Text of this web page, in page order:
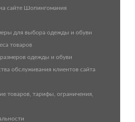
сайте Шопингомания
для выбора одежды и обуви
товаров
одежды и обуви
обслуживания клиентов сайта
товаров, тарифы, ограничения,